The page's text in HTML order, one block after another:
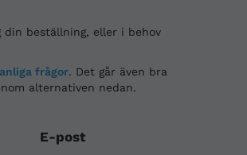
din beställning, eller i behov
frågor. Det går även bra
alternativen nedan.
E-post